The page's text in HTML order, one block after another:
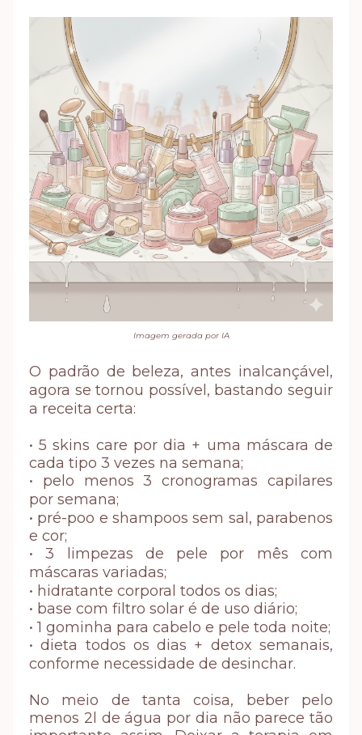
Imagem gerada por IA
O padrão de beleza, antes inalcançável,
agora se tornou possível, bastando seguir
a receita certa:
• 5 skins care por dia + uma máscara de
cada tipo 3 vezes na semana;
• pelo menos 3 cronogramas capilares
por semana;
• pré-poo e shampoos sem sal, parabenos
e cor;
• 3 limpezas de pele por mês com
máscaras variadas;
• hidratante corporal todos os dias;
• base com filtro solar é de uso diário;
• 1 gominha para cabelo e pele toda noite;
• dieta todos os dias + detox semanais,
conforme necessidade de desinchar.
No meio de tanta coisa, beber pelo
menos 2l de água por dia não parece tão